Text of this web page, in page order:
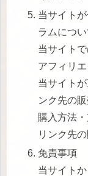
当サイト
ラムについ
当サイト
アフィリ
当サイト
ンク先の
購入方法
リンク先
免責事項
当サイト